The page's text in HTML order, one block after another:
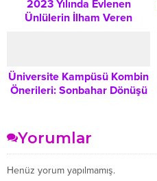
2023 Yılında Evlenen
Ünlülerin İlham Veren
Üniversite Kampüsü Kombin
Önerileri: Sonbahar Dönüşü
Yorumlar
Henüz yorum yapılmamış.